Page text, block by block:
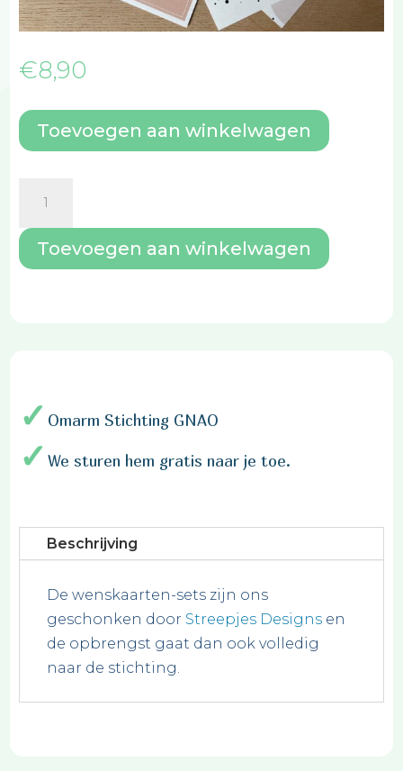
€8,90
Toevoegen aan winkelwagen
aantalToevoegen aan winkelwagen
Omarm Stichting GNAO
We sturen hem gratis naar je toe.
Beschrijving
De wenskaarten-sets zijn ons
geschonken door Streepjes Designs en
de opbrengst gaat dan ook volledig
naar de stichting.